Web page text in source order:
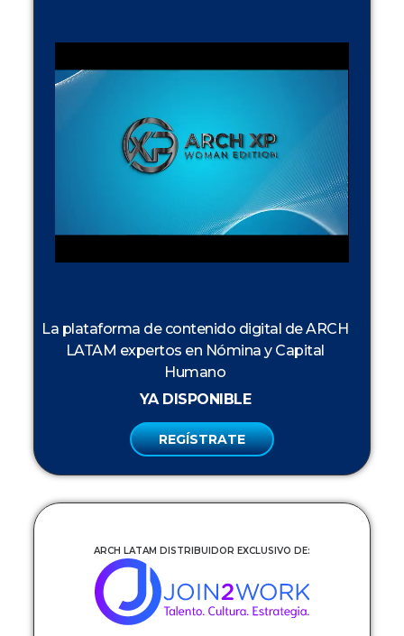
La plataforma de contenido digital de ARCH
LATAM expertos en Nómina y Capital
Humano
YA DISPONIBLE
REGÍSTRATE
ARCH LATAM DISTRIBUIDOR EXCLUSIVO DE: